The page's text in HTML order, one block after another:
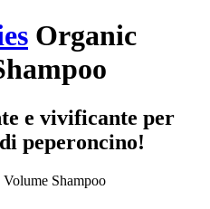
Organic
e vivificante per
peperoncino!
Shampoo